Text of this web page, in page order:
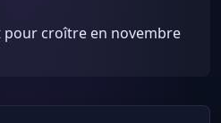
pour croître en novembre